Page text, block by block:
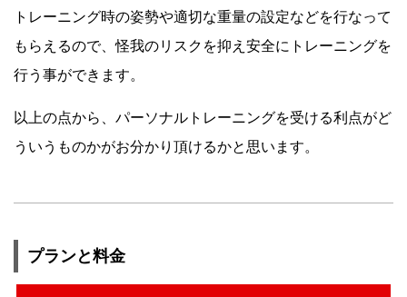
トレーニング時の姿勢や適切な重量の設定などを行なって
もらえるので、怪我のリスクを抑え安全にトレーニングを
行う事ができます。
以上の点から、パーソナルトレーニングを受ける利点がど
ういうものかがお分かり頂けるかと思います。
プランと料金